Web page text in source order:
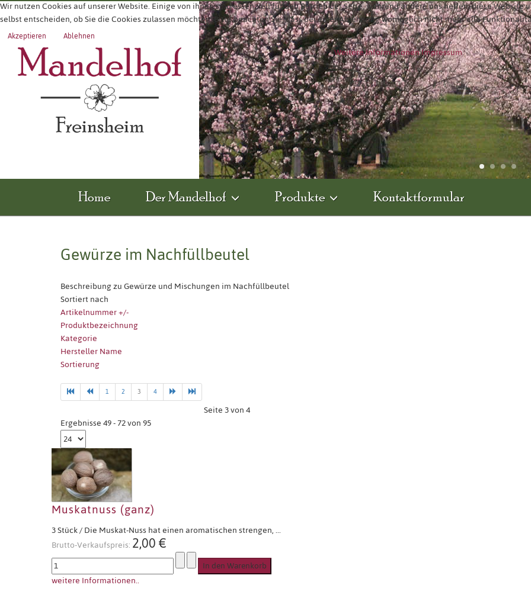
Home Der Mandelhof Produkte Kontaktformular
Gewürze im Nachfüllbeutel
Beschreibung zu Gewürze und Mischungen im Nachfüllbeutel
Sortiert nach
Artikelnummer +/-
Produktbezeichnung
Kategorie
Hersteller Name
Sortierung
1 2 3 4
Seite 3 von 4
Ergebnisse 49 - 72 von 95
Muskatnuss (ganz)
3 Stück / Die Muskat-Nuss hat einen aromatischen strengen, ...
Brutto-Verkaufspreis:2,00 €
weitere Informationen..
Wir nutzen Cookies auf unserer Website. Einige von ihnen sind essenziell für den Betrieb der Seite, während andere uns helfen, diese
selbst entscheiden, ob Sie die Cookies zulassen möchten. Bitte beachten Sie, dass bei einer Ablehnung womöglich nicht mehr alle
Akzeptieren Ablehnen
Weitere InformationenImpressum